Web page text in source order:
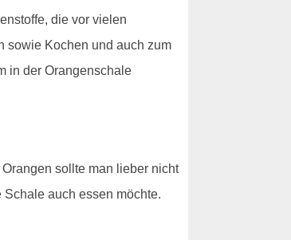
die vor vielen
sowie Kochen und auch zum
in der Orangenschale
sollte man lieber nicht
auch essen möchte.